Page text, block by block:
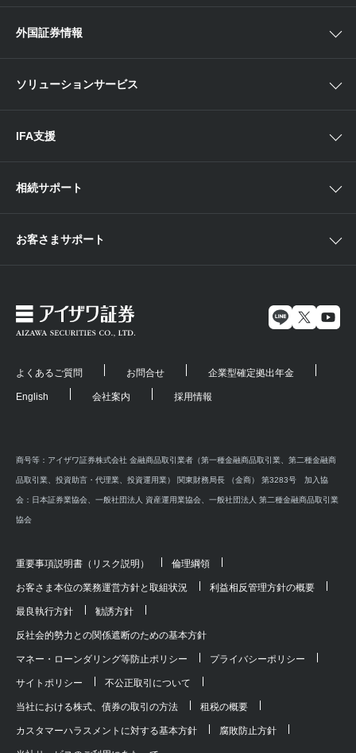
ラップサービス
新商品情報
各種お手続き
便利なサービス
当社サービスのご利用にあたって
近畿
外国証券情報
ソリューションサービス
IFA支援
相続サポート
お客さまサポート
よくあるご質問 お問合せ 企業型確定拠出年金
English 会社案内 採用情報
商号等：アイザワ証券株式会社 金融商品取引業者（第一種金融商品取引業、第二種金融商
品取引業、投資助言・代理業、投資運用業） 関東財務局長 （金商） 第3283号 加入協
会：日本証券業協会、一般社団法人 資産運用業協会、一般社団法人 第二種金融商品取引業
協会
重要事項説明書（リスク説明） 倫理綱領
お客さま本位の業務運営方針と取組状況 利益相反管理方針の概要
最良執行方針 勧誘方針
反社会的勢力との関係遮断のための基本方針
マネー・ローンダリング等防止ポリシー プライバシーポリシー
サイトポリシー 不公正取引について
当社における株式、債券の取引の方法 租税の概要
カスタマーハラスメントに対する基本方針 腐敗防止方針